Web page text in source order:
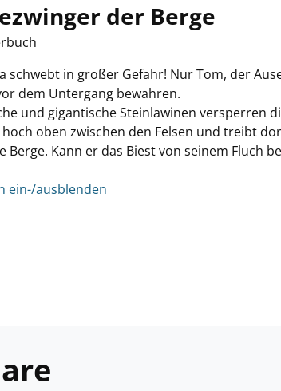
der Berge
schwebt in großer Gefahr! Nur Tom, der
dem Untergang bewahren.
und gigantische Steinlawinen versperren
oben zwischen den Felsen und treibt
Berge. Kann er das Biest von seinem Fluch
ein-/ausblenden